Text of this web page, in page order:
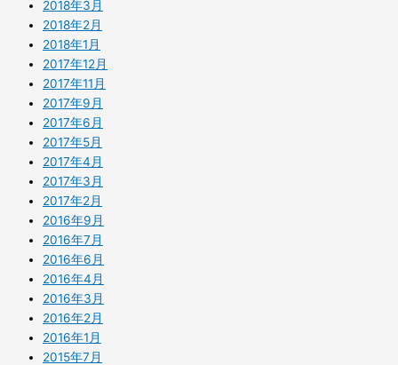
2018年3月
2018年2月
2018年1月
2017年12月
2017年11月
2017年9月
2017年6月
2017年5月
2017年4月
2017年3月
2017年2月
2016年9月
2016年7月
2016年6月
2016年4月
2016年3月
2016年2月
2016年1月
2015年7月